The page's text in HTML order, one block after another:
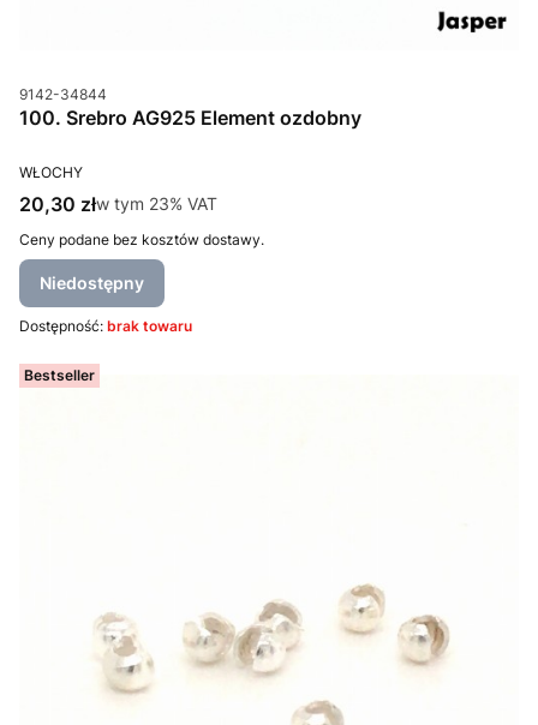
Kod produktu
9142-34844
100. Srebro AG925 Element ozdobny
PRODUCENT
WŁOCHY
Cena brutto
20,30 złw tym %s VAT
w tym 23% VAT
Ceny podane bez kosztów dostawy.
Niedostępny
Dostępność: brak towaru
Bestseller